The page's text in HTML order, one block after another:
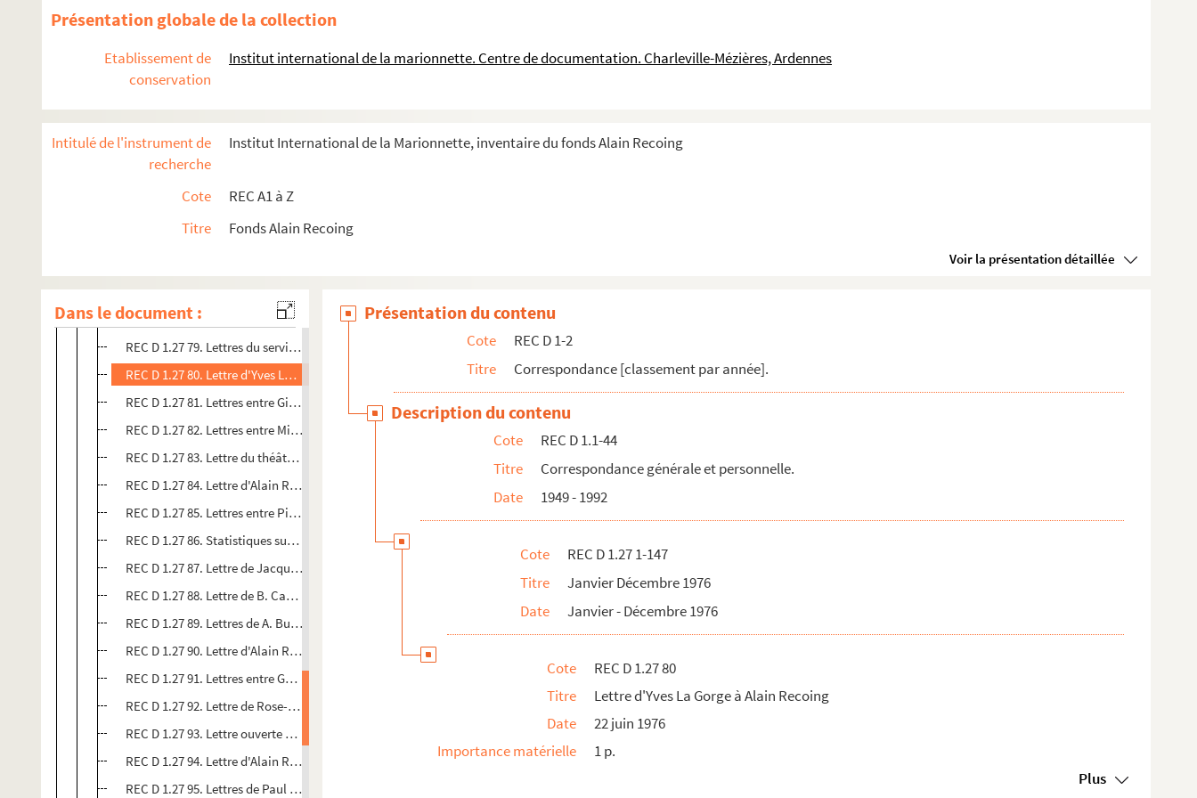
Présentation globale de la collection
Etablissement de
conservation
Institut international de la marionnette. Centre de documentation. Charleville-Mézières, Ardennes
Intitulé de l'instrument de
recherche
Institut International de la Marionnette, inventaire du fonds Alain Recoing
Cote
REC A1 à Z
Titre
Fonds Alain Recoing
Voir la présentation détaillée
Dans le document :
REC D 1.27 67. Lettre du groupement des institutions sociales du spectacle à Alain Recoing
REC D 1.27 69. Lettres entre Björn Fühler et Alain Recoing
REC D 1.27 71. Lettres entre Alain Recoing et Christian Armengaud
REC D 1.27 72. Lettres entre L. Chautrand et Alain Recoing
REC D 1.27 75. Lettres entre Dominique Meens et Alain Recoing
REC D 1.27 77. Lettres entre M. Pichonnier et Alain Recoing
REC D 1.27 78. Lettres entre Georges Hirsch et Alain Recoing
REC D 1.27 79. Lettres du service d'assurances Paul Bedorez à Alain Recoing
REC D 1.27 80. Lettre d'Yves La Gorge à Alain Recoing
REC D 1.27 81. Lettres entre Gilles Fournel et Alain Recoing
REC D 1.27 82. Lettres entre Michel Le Merrer monsieur Devin et Alain Recoing
REC D 1.27 83. Lettre du théâtre de Bourg-en-Bresse à Alain Recoing
REC D 1.27 84. Lettre d'Alain Recoing à Jean-Paul Schoffit
REC D 1.27 85. Lettres entre Pierre-Henri Lamauve à Alain Recoing
REC D 1.27 86. Statistiques sur les salaires et charges des mebres de la compagnie d'Alain Recoing
REC D 1.27 87. Lettre de Jacques Félix à Alain Recoing
REC D 1.27 88. Lettre de B. Castera à Alain Recoing
REC D 1.27 89. Lettres de A. Burgaud à Alain Recoing
REC D 1.27 90. Lettre d'Alain Recoing à Simone Turck
REC D 1.27 91. Lettres entre Guy Savary et Alain Recoing
REC D 1.27 92. Lettre de Rose-Marie Moudoues à Alain Recoing
REC D 1.27 93. Lettre ouverte d'Alain Recoing à André Tahon
REC D 1.27 94. Lettre d'Alain Recoing à André Tournier
REC D 1.27 95. Lettres de Paul Fournel à Alain Recoing
Présentation du contenu
Cote
REC D 1-2
Titre
Correspondance [classement par année].
Description du contenu
Cote
REC D 1.1-44
Titre
Correspondance générale et personnelle.
Date
1949 - 1992
Cote
REC D 1.27 1-147
Titre
Janvier Décembre 1976
Date
Janvier - Décembre 1976
Cote
REC D 1.27 80
Titre
Lettre d'Yves La Gorge à Alain Recoing
Date
22 juin 1976
Importance matérielle
1 p.
Plus